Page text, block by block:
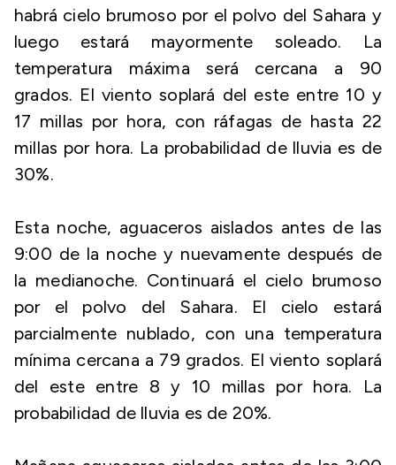
habrá cielo brumoso por el polvo del Sahara y
luego estará mayormente soleado. La
temperatura máxima será cercana a 90
grados. El viento soplará del este entre 10 y
17 millas por hora, con ráfagas de hasta 22
millas por hora. La probabilidad de lluvia es de
30%.
Esta noche, aguaceros aislados antes de las
9:00 de la noche y nuevamente después de
la medianoche. Continuará el cielo brumoso
por el polvo del Sahara. El cielo estará
parcialmente nublado, con una temperatura
mínima cercana a 79 grados. El viento soplará
del este entre 8 y 10 millas por hora. La
probabilidad de lluvia es de 20%.